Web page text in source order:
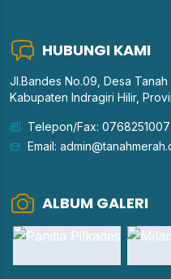
HUBUNGI KAMI
Jl.Bandes No.09, Desa
Kabupaten Indragiri Hilir,
Telepon/Fax:
Email:
ALBUM GALERI